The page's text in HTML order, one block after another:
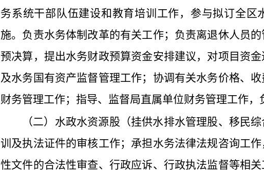
务系统干部队伍建设和教育培训工作，参与拟订全区
施。负责水务体制改革的有关工作；负责离退休人员
预决算，提出水务财政预算资金安排建议，对项目资
及水务国有资产监督管理工作；协调有关水务价格、
财务管理工作；指导、监督局直属单位财务管理工作，
（二）水政水资源股（挂供水排水管理股、移民
训及执法证件的审核工作；承担水务法律法规咨询工
性文件的合法性审查、行政应诉、行政执法监督等相